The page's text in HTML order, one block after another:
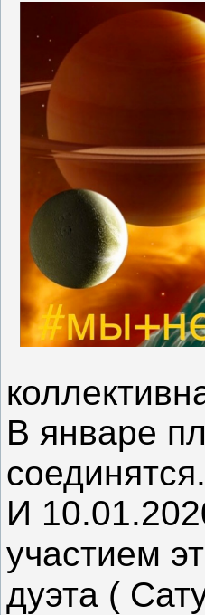
В январе
соединятся.
И
участием
дуэта (